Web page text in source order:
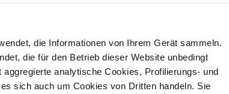
die Informationen von Ihrem Gerät sammeln.
die für den Betrieb dieser Website unbedingt
analytische Cookies, Profilierungs- und
sich auch um Cookies von Dritten handeln. Sie